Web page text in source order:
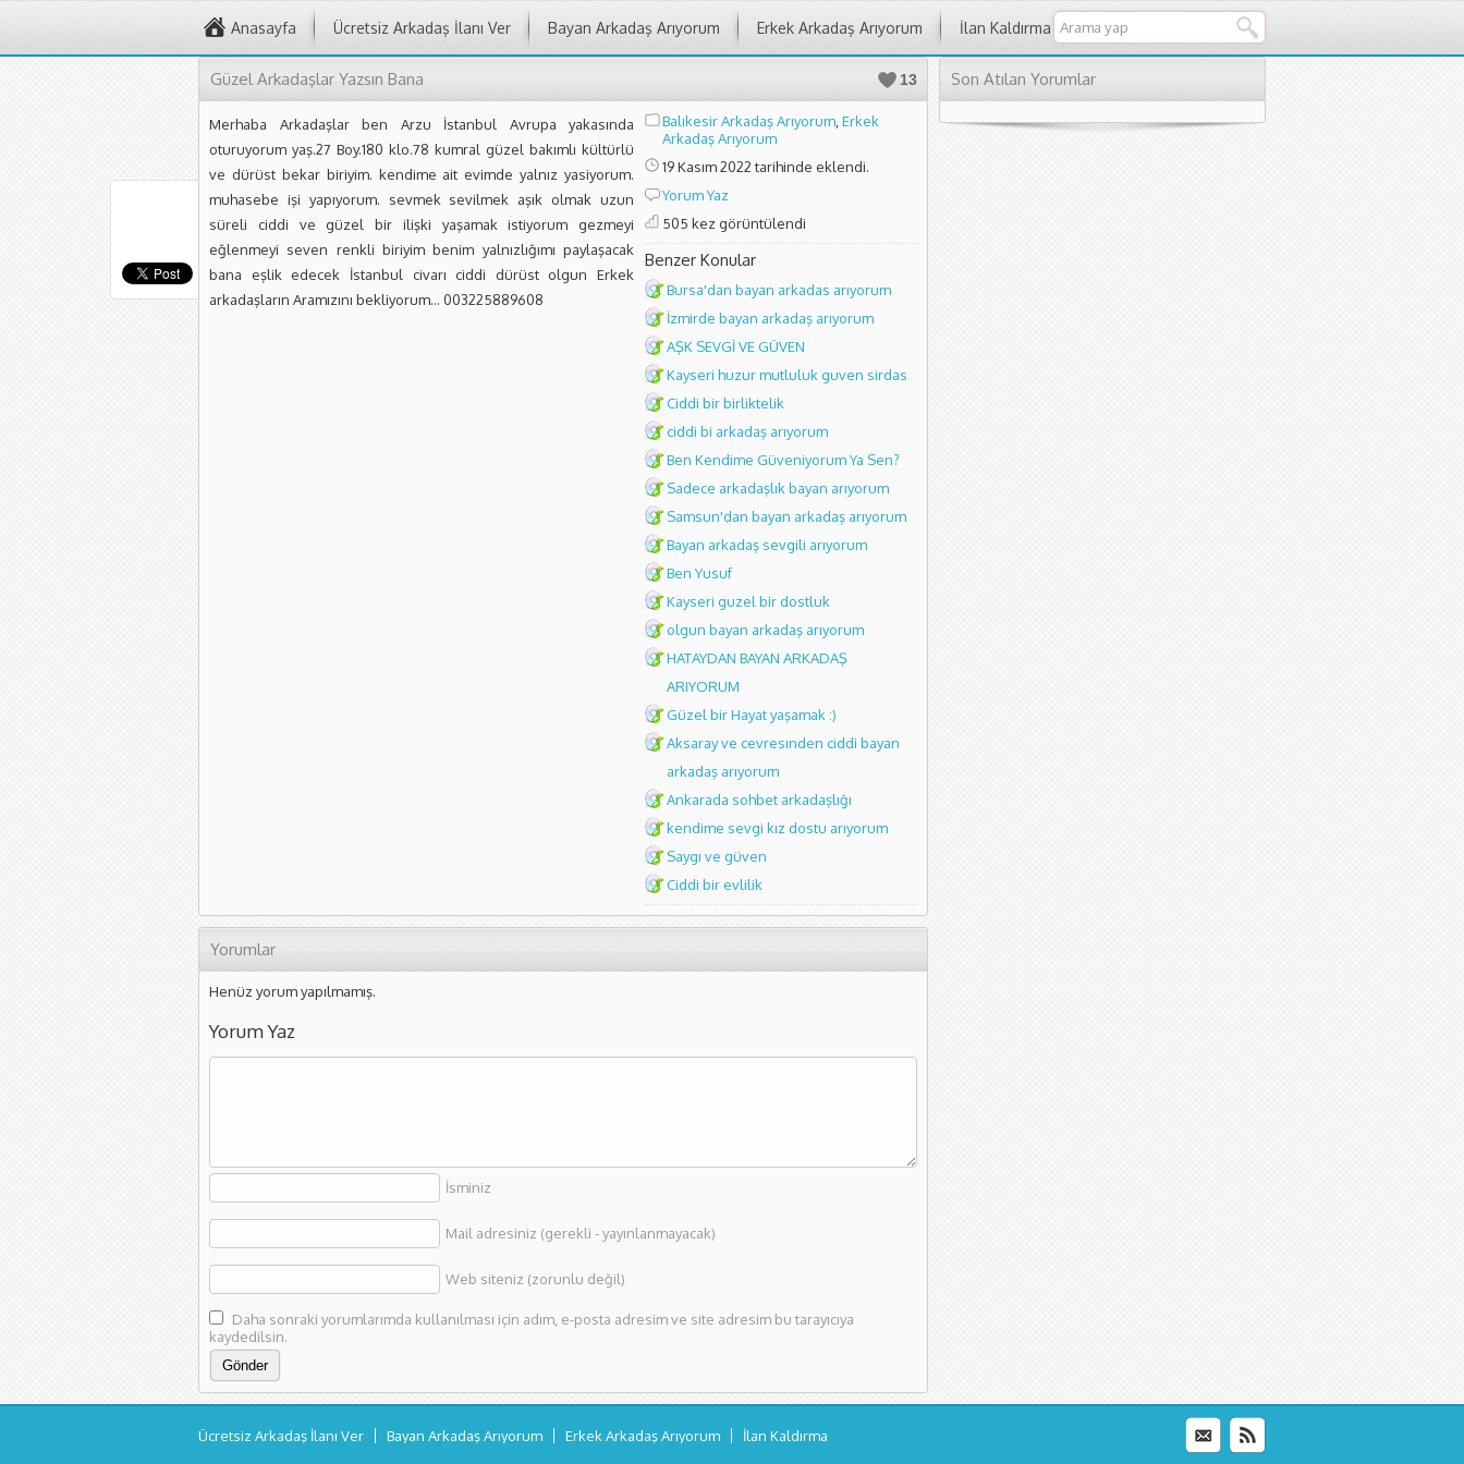
Anasayfa Ücretsiz Arkadaş İlanı Ver Bayan Arkadaş Arıyorum Erkek Arkadaş Arıyorum İlan Kaldırma
13
Güzel Arkadaşlar Yazsın Bana
Merhaba Arkadaşlar ben Arzu İstanbul Avrupa yakasında
oturuyorum yaş.27 Boy.180 klo.78 kumral güzel bakımlı kültürlü
ve dürüst bekar biriyim. kendime ait evimde yalnız yasiyorum.
muhasebe işi yapıyorum. sevmek sevilmek aşık olmak uzun
süreli ciddi ve güzel bir ilişki yaşamak istiyorum gezmeyi
eğlenmeyi seven renkli biriyim benim yalnızlığımı paylaşacak
bana eşlik edecek İstanbul civarı ciddi dürüst olgun Erkek
arkadaşların Aramızını bekliyorum… 003225889608
Balıkesir Arkadaş Arıyorum Erkek
Arkadaş Arıyorum
19 Kasım 2022 tarihinde eklendi.
Yorum Yaz
505 kez görüntülendi
Benzer Konular
Bursa'dan bayan arkadas arıyorum
İzmirde bayan arkadaş arıyorum
AŞK SEVGİ VE GÜVEN
Kayseri huzur mutluluk guven sirdas
Ciddi bir birliktelik
ciddi bi arkadaş arıyorum
Ben Kendime Güveniyorum Ya Sen?
Sadece arkadaşlık bayan arıyorum
Samsun'dan bayan arkadaş arıyorum
Bayan arkadaş sevgili arıyorum
Ben Yusuf
Kayseri guzel bir dostluk
olgun bayan arkadaş arıyorum
HATAYDAN BAYAN ARKADAŞ
ARIYORUM
Güzel bir Hayat yaşamak :)
Aksaray ve cevresınden ciddi bayan
arkadaş arıyorum
Ankarada sohbet arkadaşlığı
kendime sevgi kız dostu arıyorum
Saygı ve güven
Ciddi bir evlilik
Yorumlar
Henüz yorum yapılmamış.
Yorum Yaz
İsminiz
Mail adresiniz (gerekli - yayınlanmayacak)
Web siteniz (zorunlu değil)
Daha sonraki yorumlarımda kullanılması için adım, e-posta adresim ve site adresim bu tarayıcıya
kaydedilsin.
Son Atılan Yorumlar
Ücretsiz Arkadaş İlanı Ver Bayan Arkadaş Arıyorum Erkek Arkadaş Arıyorum İlan Kaldırma